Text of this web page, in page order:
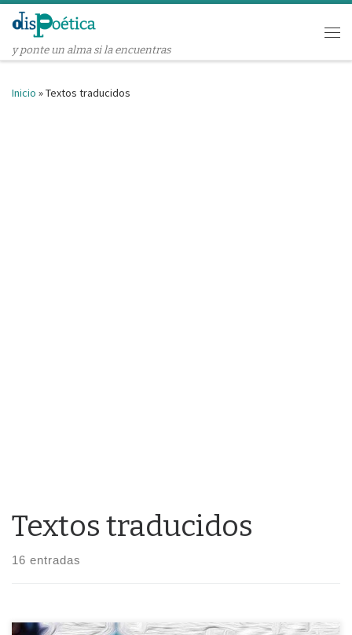
Saltar al contenido
y ponte un alma si la encuentras
Inicio »Textos traducidos
Textos traducidos
16 entradas